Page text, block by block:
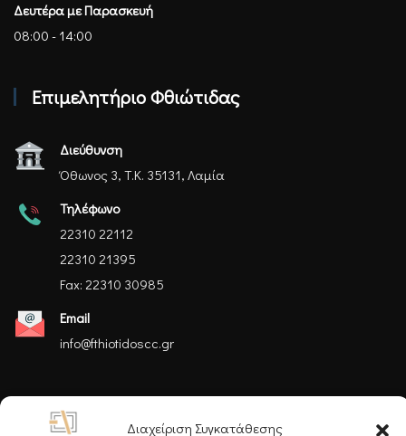
Διαχείριση Συγκατάθεσης
Δευτέρα με Παρασκευή
08:00 - 14:00
Επιμελητήριο Φθιώτιδας
Διεύθυνση
Όθωνος 3, Τ.Κ. 35131, Λαμία
Τηλέφωνο
22310 22112
22310 21395
Fax: 22310 30985
Email
info@fthiotidoscc.gr
Ακολουθήστε μας